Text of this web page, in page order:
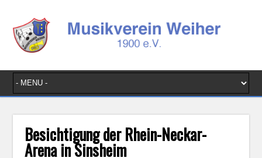
Besichtigung der Rhein-Neckar-
Arena in Sinsheim